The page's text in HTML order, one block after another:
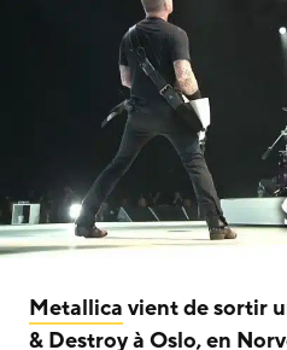
Metallica vient de sortir
& Destroy à Oslo, en